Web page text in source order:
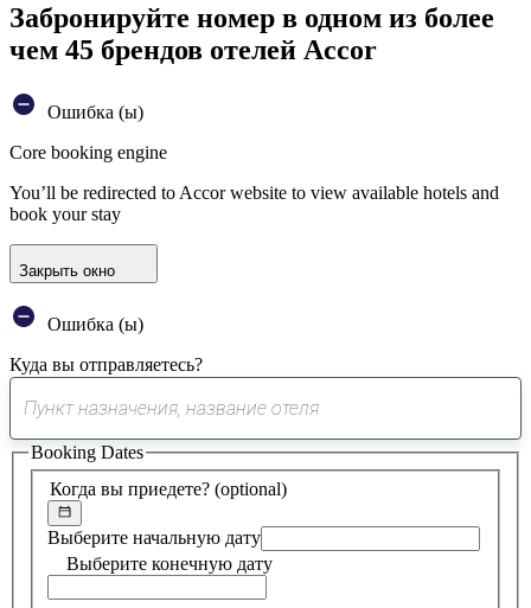
Забронируйте номер в одном из более
чем 45 брендов отелей Accor
Ошибка (ы)
Core booking engine
You’ll be redirected to Accor website to view available hotels and
book your stay
Закрыть окно
Ошибка (ы)
Куда вы отправляетесь?
0
предложение
найдено
Когда вы приедете? (optional)
Выберите начальную дату
Выберите конечную дату
Booking Dates